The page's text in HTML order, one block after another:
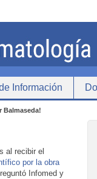
Información
Balmaseda!
al recibir el
por la obra
Infomed y